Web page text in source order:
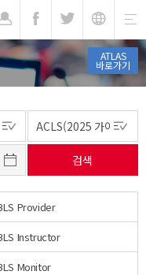
ATLAS
바로가기
Provider
Instructor
Monitor